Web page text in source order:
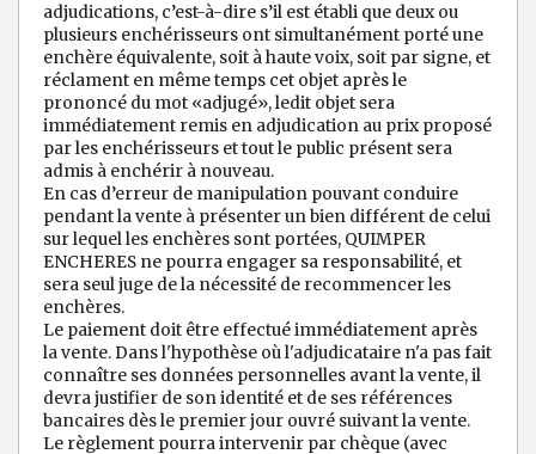
adjudications, c’est-à-dire s’il est établi que deux ou
plusieurs enchérisseurs ont simultanément porté une
enchère équivalente, soit à haute voix, soit par signe, et
réclament en même temps cet objet après le
prononcé du mot «adjugé», ledit objet sera
immédiatement remis en adjudication au prix proposé
par les enchérisseurs et tout le public présent sera
admis à enchérir à nouveau.
En cas d’erreur de manipulation pouvant conduire
pendant la vente à présenter un bien différent de celui
sur lequel les enchères sont portées, QUIMPER
ENCHERES ne pourra engager sa responsabilité, et
sera seul juge de la nécessité de recommencer les
enchères.
Le paiement doit être effectué immédiatement après
la vente. Dans l'hypothèse où l'adjudicataire n'a pas fait
connaître ses données personnelles avant la vente, il
devra justifier de son identité et de ses références
bancaires dès le premier jour ouvré suivant la vente.
Le règlement pourra intervenir par chèque (avec